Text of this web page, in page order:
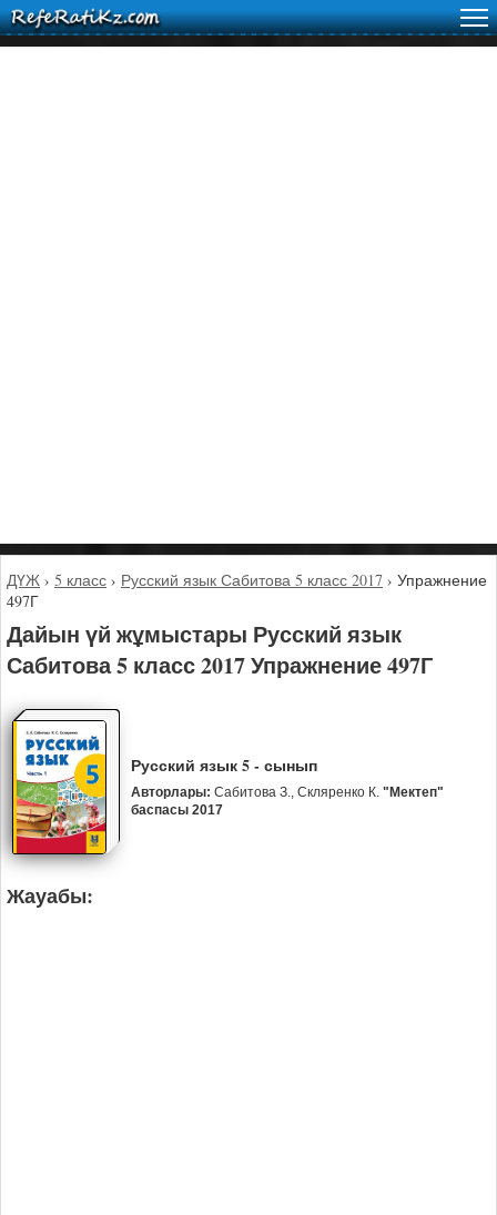
ДҮЖ › 5 класс › Русский язык Сабитова 5 класс 2017 › Упражнение
497Г
Дайын үй жұмыстары Русский язык
Сабитова 5 класс 2017 Упражнение 497Г
Русский язык 5 - сынып
Авторлары: Сабитова З., Скляренко К. "Мектеп"
баспасы 2017
Жауабы: